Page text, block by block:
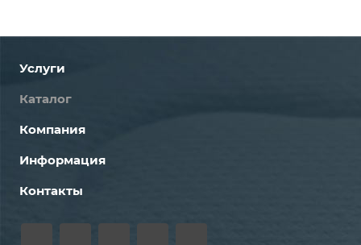
Услуги
Каталог
Компания
Информация
Контакты